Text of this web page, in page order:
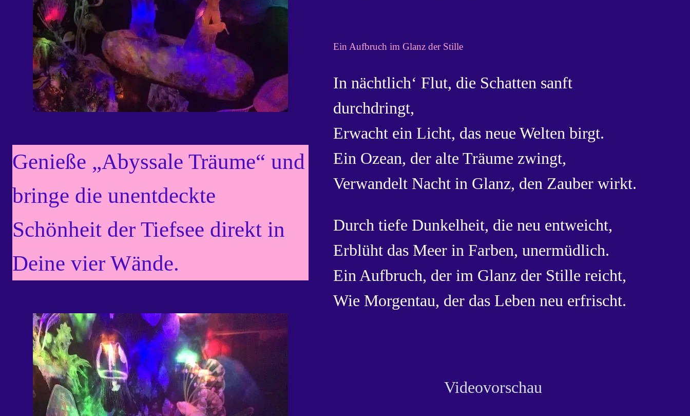
Genieße „Abyssale Träume“ und
bringe die unentdeckte
Schönheit der Tiefsee direkt in
Deine vier Wände.
Ein Aufbruch im Glanz der Stille
In nächtlich‘ Flut, die Schatten sanft
durchdringt,
Erwacht ein Licht, das neue Welten birgt.
Ein Ozean, der alte Träume zwingt,
Verwandelt Nacht in Glanz, den Zauber wirkt.
Durch tiefe Dunkelheit, die neu entweicht,
Erblüht das Meer in Farben, unermüdlich.
Ein Aufbruch, der im Glanz der Stille reicht,
Wie Morgentau, der das Leben neu erfrischt.
Videovorschau